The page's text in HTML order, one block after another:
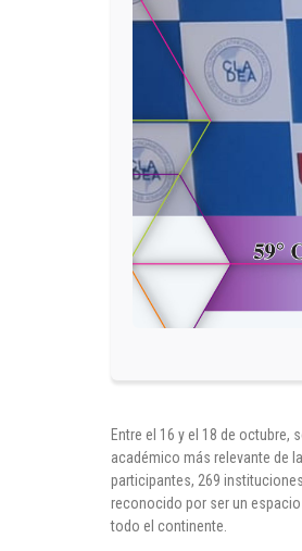
Entre el 16 y el 18 de octubre,
académico más relevante de
participantes, 269
reconocido por ser un
todo el continente.